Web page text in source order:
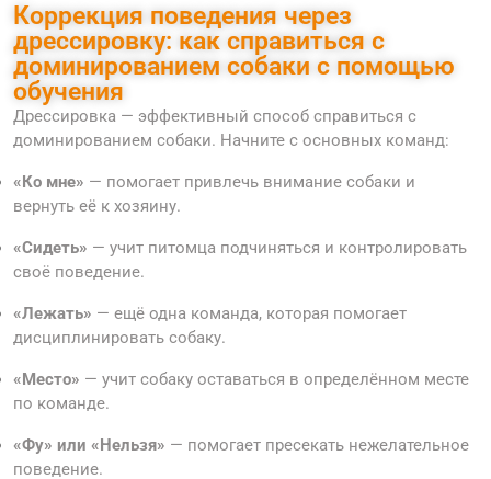
Коррекция поведения через
дрессировку: как справиться с
доминированием собаки с помощью
обучения
Дрессировка — эффективный способ справиться с
доминированием собаки. Начните с основных команд:
«Ко мне» — помогает привлечь внимание собаки и
вернуть её к хозяину.
«Сидеть» — учит питомца подчиняться и контролировать
своё поведение.
«Лежать» — ещё одна команда, которая помогает
дисциплинировать собаку.
«Место» — учит собаку оставаться в определённом месте
по команде.
«Фу» или «Нельзя» — помогает пресекать нежелательное
поведение.